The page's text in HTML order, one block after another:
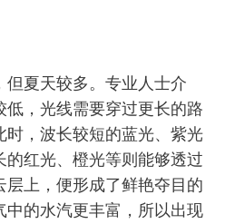
夏天较多。专业人士介
，光线需要穿过更长的路
时，波长较短的蓝光、紫光
红光、橙光等则能够透过
层上，便形成了鲜艳夺目的
中的水汽更丰富，所以出现